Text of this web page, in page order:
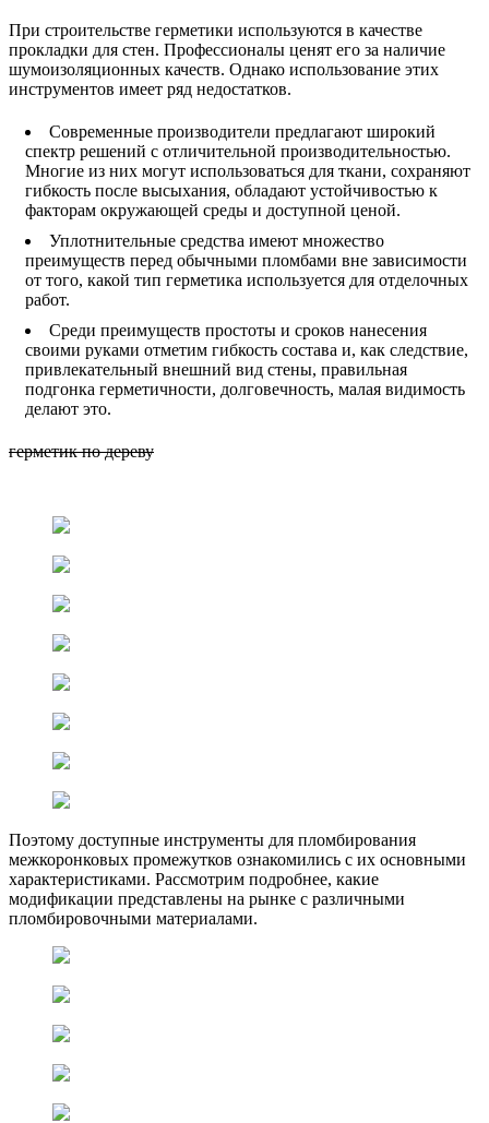
При строительстве герметики используются в качестве
прокладки для стен. Профессионалы ценят его за наличие
шумоизоляционных качеств. Однако использование этих
инструментов имеет ряд недостатков.
Современные производители предлагают широкий
спектр решений с отличительной производительностью.
Многие из них могут использоваться для ткани, сохраняют
гибкость после высыхания, обладают устойчивостью к
факторам окружающей среды и доступной ценой.
Уплотнительные средства имеют множество
преимуществ перед обычными пломбами вне зависимости
от того, какой тип герметика используется для отделочных
работ.
Среди преимуществ простоты и сроков нанесения
своими руками отметим гибкость состава и, как следствие,
привлекательный внешний вид стены, правильная
подгонка герметичности, долговечность, малая видимость
делают это.
герметик по дереву
Поэтому доступные инструменты для пломбирования
межкоронковых промежутков ознакомились с их основными
характеристиками. Рассмотрим подробнее, какие
модификации представлены на рынке с различными
пломбировочными материалами.